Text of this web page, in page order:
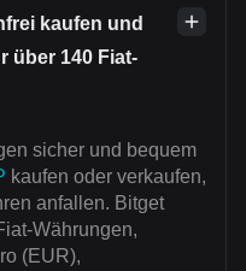
kaufen und
über 140 Fiat-
sicher und bequem
kaufen oder verkaufen,
anfallen. Bitget
Währungen,
(EUR),